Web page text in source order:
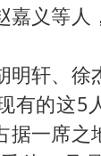
嘉义等人
明轩、徐
有的这5
据一席之